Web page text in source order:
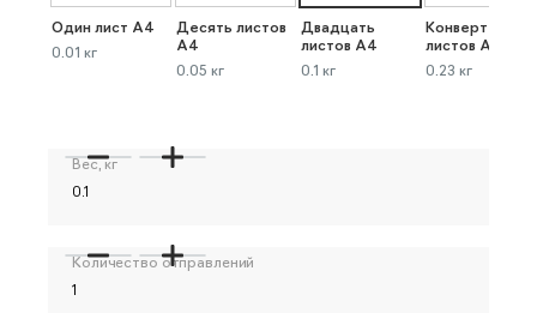
Один лист А4
0.01 кг
Десять листов
А4
0.05 кг
Двадцать
листов А4
0.1 кг
Конверт до 40
листов А4
0.23 кг
Вес, кг
Количество отправлений